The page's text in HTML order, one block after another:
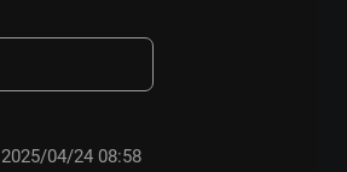
2025/04/24 08:58